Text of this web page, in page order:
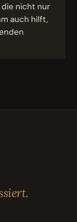
die nicht nur
auch hilft,